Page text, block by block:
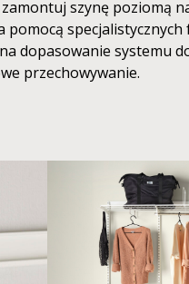
szynę poziomą
dopasowanie systemu
przechowywanie.